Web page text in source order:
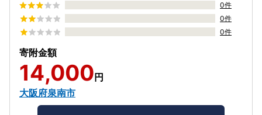
0件
0件
0件
寄附金額
14,000 円
大阪府泉南市